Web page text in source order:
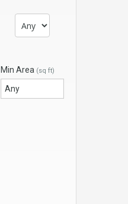
Min Area (sq ft)